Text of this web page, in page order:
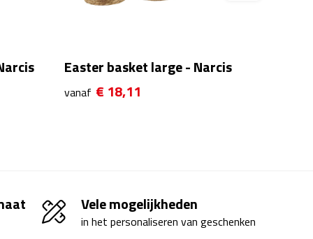
Easter basket large - Narcis
vanaf € 18,11
Vele mogelijkheden
in het personaliseren van geschenken